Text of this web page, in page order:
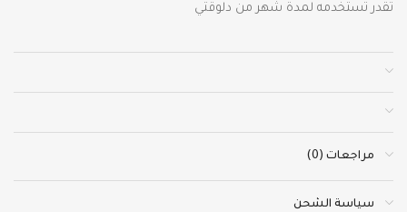
تقدر تستخدمه لمدة شهر من دلوقتي
مراجعات (0)
سياسة الشحن